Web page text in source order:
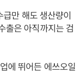
급만 해도 생산량이
출은 아직까지는 검
에 뛰어든 에쓰오일